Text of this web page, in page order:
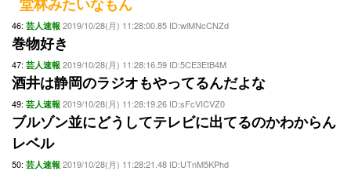
46: 芸人速報 2019/10/28(月) 11:28:00.85 ID:wlMNcCNZd
巻物好き
47: 芸人速報 2019/10/28(月) 11:28:16.59 ID:5CE3EtB4M
酒井は静岡のラジオもやってるんだよな
49: 芸人速報 2019/10/28(月) 11:28:19.26 ID:sFcVICVZ0
ブルゾン並にどうしてテレビに出てるのかわからん
レベル
50: 芸人速報 2019/10/28(月) 11:28:21.48 ID:UTnM5KPhd